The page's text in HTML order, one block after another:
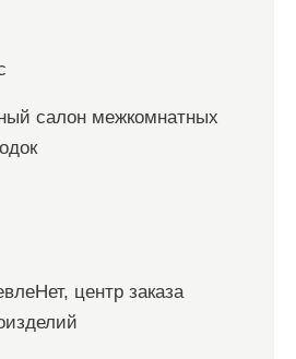
салон межкомнатных
центр заказа